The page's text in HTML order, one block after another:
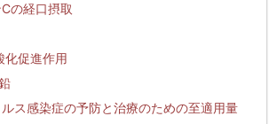
Cの経口摂取
化促進作用
ス感染症の予防と治療のための至適用量